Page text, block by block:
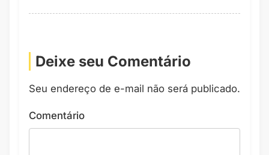
Deixe seu Comentário
Seu endereço de e-mail não será publicado.
Comentário